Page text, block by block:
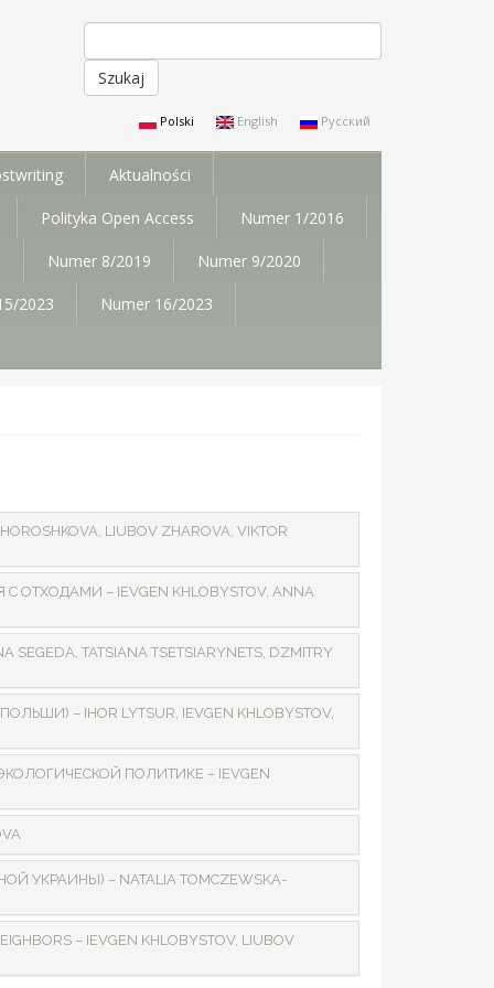
Formularz wyszukiwania
Szukaj
Polski English Русский
Aktualności
Polityka Open Access Numer 1/2016
Numer 8/2019 Numer 9/2020
2023 Numer 16/2023
LIUBOV ZHAROVA, VIKTOR
– IEVGEN KHLOBYSTOV, ANNA
TATSIANA TSETSIARYNETS, DZMITRY
– IHOR LYTSUR, IEVGEN KHLOBYSTOV,
ПОЛИТИКЕ – IEVGEN
– NATALIA TOMCZEWSKA-
– IEVGEN KHLOBYSTOV, LIUBOV